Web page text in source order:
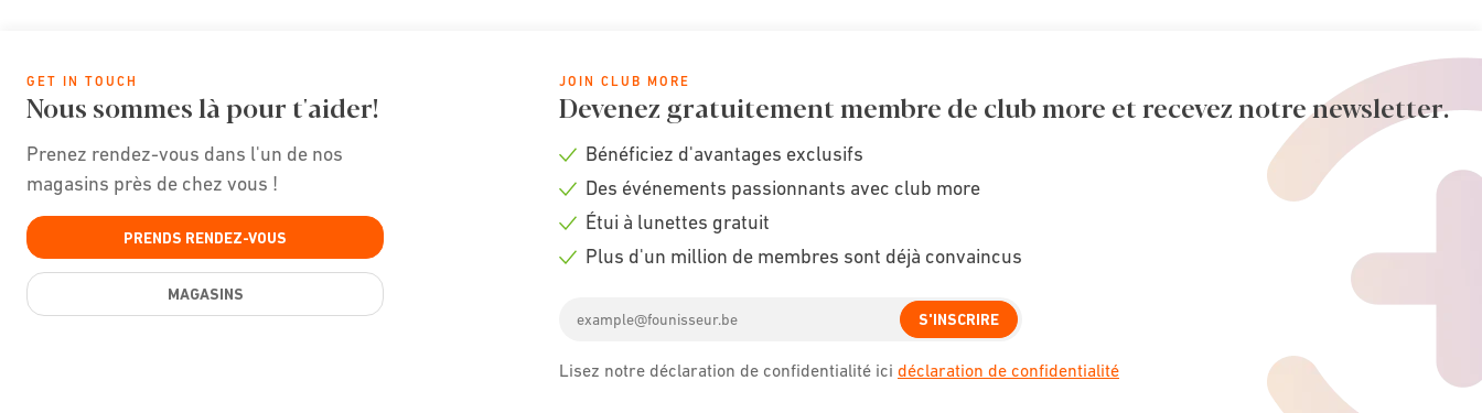
GET IN TOUCH
Nous sommes là pour t'aider!
Prenez rendez-vous dans l'un de nos
magasins près de chez vous !
PRENDS RENDEZ-VOUS
MAGASINS
JOIN CLUB MORE
Devenez gratuitement membre de club more et recevez notre newsletter.
Check
Bénéficiez d'avantages exclusifs
Check
Des événements passionnants avec club more
Check
Étui à lunettes gratuit
Plus d'un million de membres sont déjà convaincus
address
S'INSCRIRE
Lisez notre déclaration de confidentialité ici déclaration de confidentialité